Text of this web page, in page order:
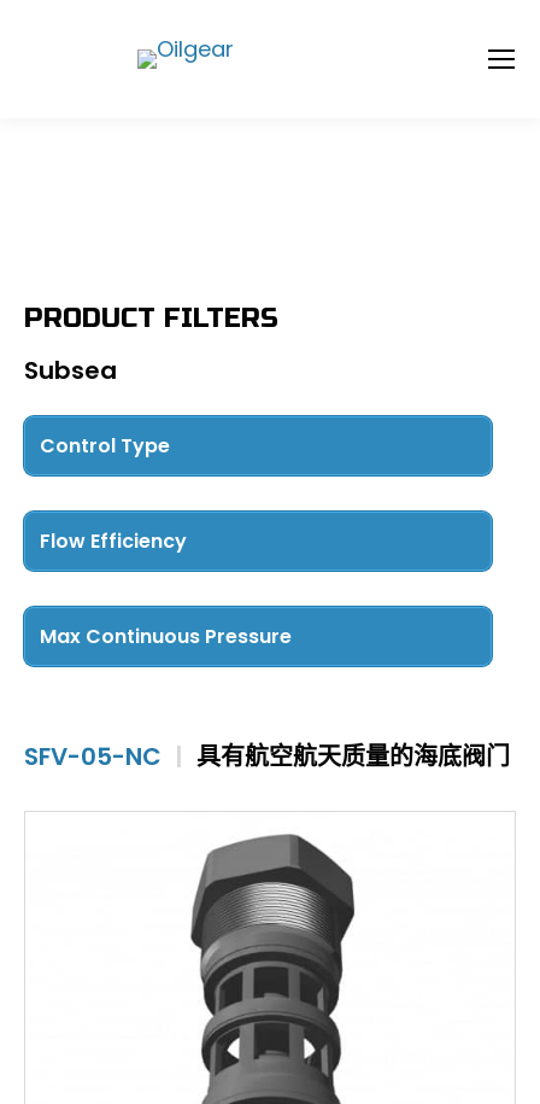
PRODUCT FILTERS
Subsea
Control Type
Pressure Control(3)
Directional Control
Flow Efficiency
Cv Less than 5(3)
Cv 5 – 15(3)
Cv Greater than 15(3)
Max Continuous Pressure
SFV-05-NC | 具有航空航天质量的海底阀门